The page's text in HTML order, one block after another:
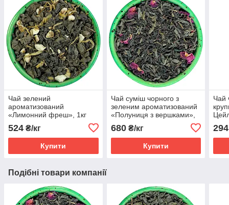
Чай зелений
ароматизований
«Лимонний фреш», 1кг
524 ₴/кг
Купити
Чай суміш чорного з
зеленим ароматизований
«Полуниця з вершками»,
680₴/кг
Купити
Чай
294
Подібні товари компанії